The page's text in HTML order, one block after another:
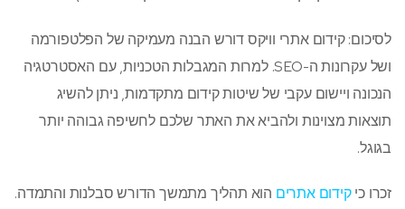
לסיכום: קידום אתרי וויקס דורש הבנה מעמיקה של הפלטפורמה
ושל עקרונות ה-SEO. למרות המגבלות הטכניות, עם האסטרטגיה
הנכונה ויישום עקבי של שיטות קידום מתקדמות, ניתן להשיג
תוצאות מצוינות ולהביא את האתר שלכם לחשיפה גבוהה יותר
בגוגל.
זכרו כיקידום אתרים הוא תהליך מתמשך הדורש סבלנות והתמדה.